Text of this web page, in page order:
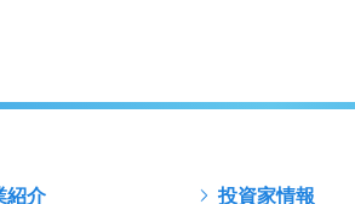
紹介 投資家情報